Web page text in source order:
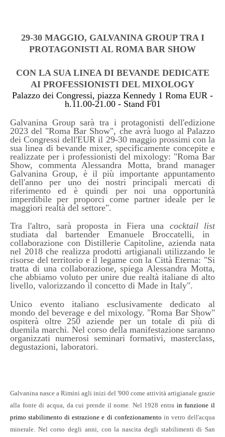
29-30 MAGGIO, GALVANINA GROUP TRA I
PROTAGONISTI AL ROMA BAR SHOW
CON LA SUA LINEA DI BEVANDE DEDICATE
AI PROFESSIONISTI DEL MIXOLOGY
Palazzo dei Congressi, piazza Kennedy 1 Roma EUR -
h.11.00-21.00 - Stand F01
Galvanina Group sarà tra i protagonisti dell'edizione
2023 del "Roma Bar Show", che avrà luogo al Palazzo
dei Congressi dell'EUR il 29-30 maggio prossimi con la
sua linea di bevande mixer, specificamente concepite e
realizzate per i professionisti del mixology: "Roma Bar
Show, commenta Alessandra Motta, brand manager
Galvanina Group, è il più importante appuntamento
dell'anno per uno dei nostri principali mercati di
riferimento ed è quindi per noi una opportunità
imperdibile per proporci come partner ideale per le
maggiori realtà del settore".
Tra l'altro, sarà proposta in Fiera una cocktail list
studiata dal bartender Emanuele Broccatelli, in
collaborazione con Distillerie Capitoline, azienda nata
nel 2018 che realizza prodotti artigianali utilizzando le
risorse del territorio e il legame con la Città Eterna: "Si
tratta di una collaborazione, spiega Alessandra Motta,
che abbiamo voluto per unire due realtà italiane di alto
livello, valorizzando il concetto di Made in Italy".
Unico evento italiano esclusivamente dedicato al
mondo del beverage e del mixology. "Roma Bar Show"
ospiterà oltre 250 aziende per un totale di più di
duemila marchi. Nel corso della manifestazione saranno
organizzati numerosi seminari formativi, masterclass,
degustazioni, laboratori.
Galvanina nasce a Rimini agli inizi del '900 come attività artigianale grazie
alla fonte di acqua, da cui prende il nome. Nel 1928 entra in funzione il
primo stabilimento di estrazione e di confezionamento in vetro dell'acqua
minerale. Nel corso degli anni, con la nascita degli stabilimenti di San